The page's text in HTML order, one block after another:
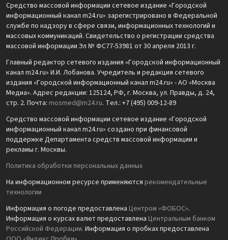
Средство массовой информации сетевое издание «Городской
информационный канал m24.ru» зарегистрировано в Федеральной
службе по надзору в сфере связи, информационных технологий и
массовых коммуникаций. Свидетельство о регистрации средства
массовой информации Эл № ФС77-53981 от 30 апреля 2013 г.
Главный редактор сетевого издания «Городской информационный
канал m24.ru» И.И. Лобанова. Учредитель и редакция сетевого
издания «Городской информационный канал m24.ru» - АО «Москва
Медиа». Адрес редакции: 125124, РФ, г. Москва, ул. Правды, д. 24,
стр. 2. Почта: mosmed@m24.ru. Тел.: +7 (495) 009-12-89
Средство массовой информации сетевое издание «Городской
информационный канал m24.ru» создано при финансовой
поддержке Департамента средств массовой информации и
рекламы г. Москвы.
Политика обработки персональных данных
На информационном ресурсе применяются рекомендательные
технологии
Информация о погоде предоставлена Центром «ФОБОС».
Информация о курсах валют предоставлена Центральным банком
Российской Федерации. Информация о пробках предоставлена